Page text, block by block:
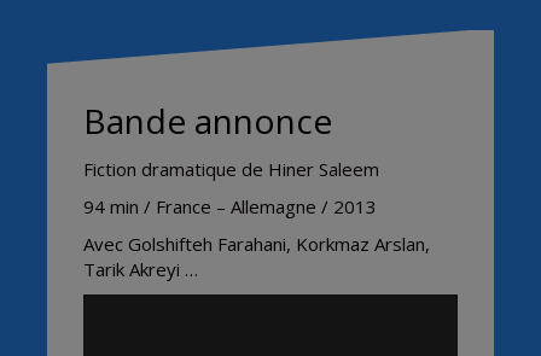
Bande annonce
Fiction dramatique de Hiner Saleem
94 min / France – Allemagne / 2013
Avec Golshifteh Farahani, Korkmaz Arslan,
Tarik Akreyi …